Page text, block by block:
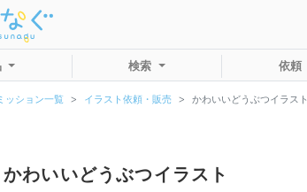
検索 依頼
ッション一覧 イラスト依頼・販売 かわいいどうぶつイラスト
かわいいどうぶつイラスト